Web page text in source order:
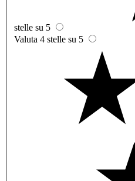
stelle su 5
Valuta 4 stelle su 5